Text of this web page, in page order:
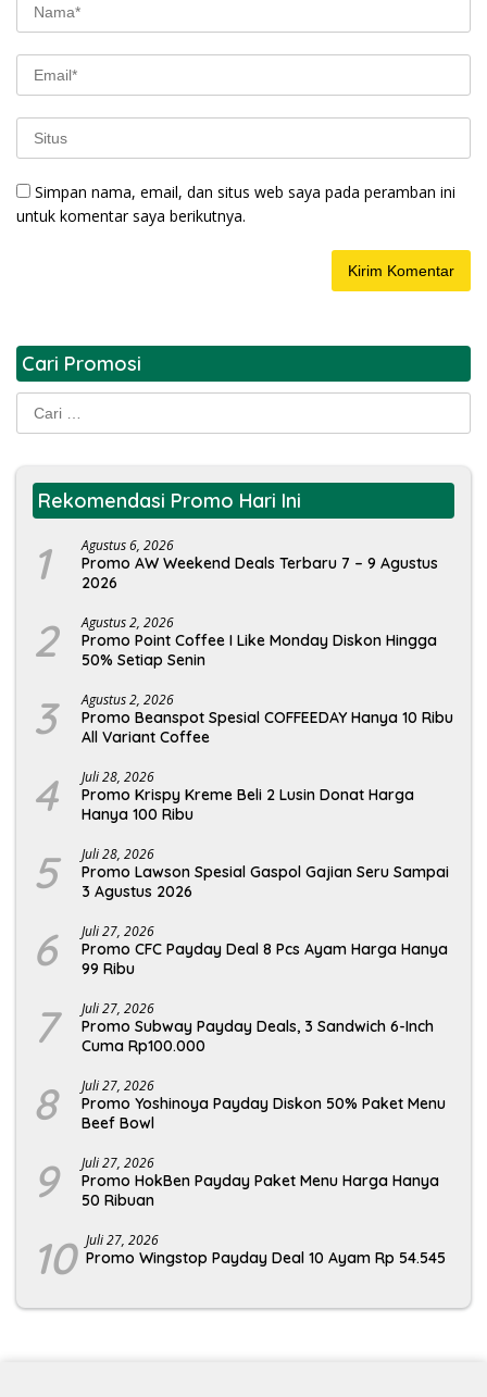
Simpan nama, email, dan situs web saya pada peramban ini
untuk komentar saya berikutnya.
Cari Promosi
Rekomendasi Promo Hari Ini
1 Agustus 6, 2026
Promo AW Weekend Deals Terbaru 7 – 9 Agustus
2026
2 Agustus 2, 2026
Promo Point Coffee I Like Monday Diskon Hingga
50% Setiap Senin
3 Agustus 2, 2026
Promo Beanspot Spesial COFFEEDAY Hanya 10 Ribu
All Variant Coffee
4 Juli 28, 2026
Promo Krispy Kreme Beli 2 Lusin Donat Harga
Hanya 100 Ribu
5 Juli 28, 2026
Promo Lawson Spesial Gaspol Gajian Seru Sampai
3 Agustus 2026
6 Juli 27, 2026
Promo CFC Payday Deal 8 Pcs Ayam Harga Hanya
99 Ribu
7 Juli 27, 2026
Promo Subway Payday Deals, 3 Sandwich 6-Inch
Cuma Rp100.000
8 Juli 27, 2026
Promo Yoshinoya Payday Diskon 50% Paket Menu
Beef Bowl
9 Juli 27, 2026
Promo HokBen Payday Paket Menu Harga Hanya
50 Ribuan
10 Juli 27, 2026
Promo Wingstop Payday Deal 10 Ayam Rp 54.545